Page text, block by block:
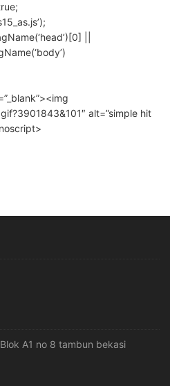
||
alt=”simple hit
A1 no 8 tambun bekasi